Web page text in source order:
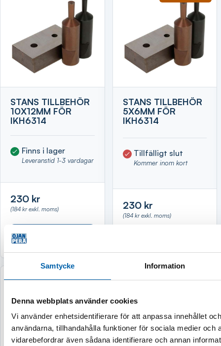
Samtycke Information
Denna webbplats använder cookies
Vi använder enhetsidentifierare för att anpassa innehållet
användarna, tillhandahålla funktioner för sociala medier och
vidarebefordrar även sådana identifierare och annan
STANS TILLBEHÖR
10X12MM FÖR
IKH6314
Finns i lager
Leveranstid 1-3 vardagar
230 kr
(184 kr exkl. moms)
STANS TILLBEHÖR
5X6MM FÖR
IKH6314
Tillfälligt slut
Kommer inom kort
230 kr
(184 kr exkl. moms)
Tillfälligt slut